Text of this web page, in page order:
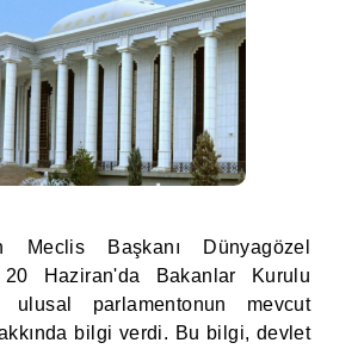
Meclis Başkanı Dünyagözel
20 Haziran'da Bakanlar Kurulu
ulusal parlamentonun mevcut
bilgi verdi. Bu bilgi, devlet